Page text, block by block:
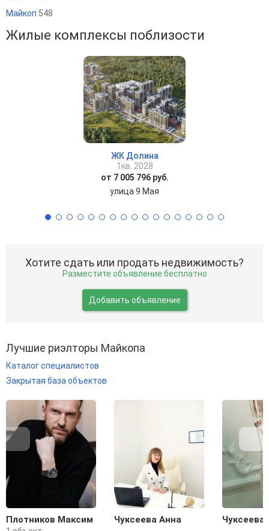
Майкоп 548
Жилые комплексы поблизости
ЖК Долина
1кв. 2028
от 7 005 796 руб.
улица 9 Мая
Хотите сдать или продать недвижимость?
Разместите объявление бесплатно
Добавить объявление
Лучшие риэлторы Майкопа
Каталог специалистов
Закрытая база объектов
Плотников Максим Чуксеева Анна Чуксеева